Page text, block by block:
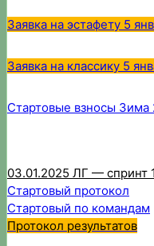
Заявка на эстафету 5
Заявка на классику 5
Стартовые взносы Зима
03.01.2025 ЛГ — спринт
Стартовый протокол
Стартовый по командам
Протокол результатов